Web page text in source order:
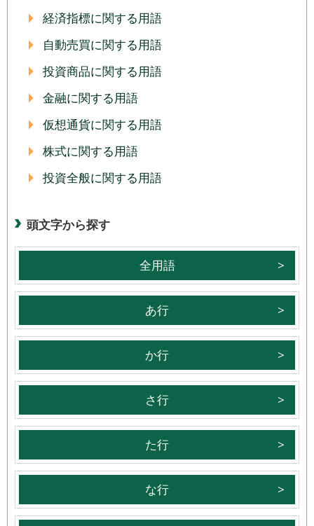
経済指標に関する用語
自動売買に関する用語
投資商品に関する用語
金融に関する用語
仮想通貨に関する用語
株式に関する用語
投資全般に関する用語
頭文字から探す
全用語
あ行
か行
さ行
た行
な行